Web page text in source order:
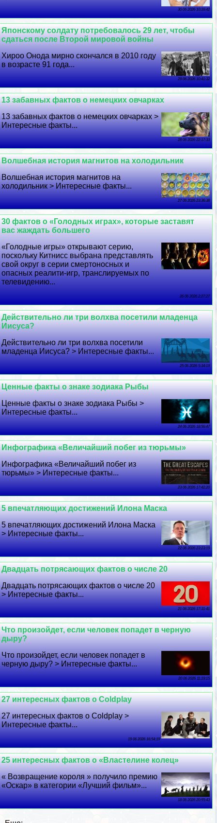
30 06 2026 10:16:42
Японскому солдату потребовалось 29 лет, чтобы
сдаться после Второй мировой войны
Хироо Онода мирно скончался в 2010 году
в возрасте 91 года...
29 06 2026 10:41:32
13 забавных фактов о немецких овчарках
13 забавных фактов о немецких овчарках >
Интересные факты...
28 06 2026 22:17:33
Волшебная история магнитов на холодильник
Волшебная история магнитов на
холодильник > Интересные факты...
27 06 2026 23:36:38
30 фактов о «Голодных играх», которые заставят
вас жаждать большего
«Голодные игры» открывают серию,
поскольку Китнисс выбрана представлять
свой округ в серии cмepтоносных и
опасных реалити-игр, трaнcлируемых по
телевидению...
26 06 2026 2:27:27
Действительно ли три волхва посетили младенца
Иисуса?
Действительно ли три волхва посетили
младенца Иисуса? > Интересные факты...
25 06 2026 5:34:19
Ценные факты о знаке зодиака Рыбы
Ценные факты о знаке зодиака Рыбы >
Интересные факты...
24 06 2026 18:56:47
Инфографика «Величайший побег из тюрьмы»
Инфографика «Величайший побег из
тюрьмы» > Интересные факты...
23 06 2026 17:42:20
5 впечатляющих достижений Илона Маска
5 впечатляющих достижений Илона Маска
> Интересные факты...
22 06 2026 23:23:19
Двадцать потрясающих фактов о числе 20
Двадцать потрясающих фактов о числе 20
> Интересные факты...
21 06 2026 17:31:41
Что произойдет, если человек попадет в черную
дыру?
Что произойдет, если человек попадет в
черную дыру? > Интересные факты...
20 06 2026 11:19:15
27 интересных фактов о Coldplay
27 интересных фактов о Coldplay >
Интересные факты...
19 06 2026 16:54:19
25 интересных фактов о «Властелине колец»
« Возвращение короля » получило премию
«Оскар» в категории «Лучший фильм»...
18 06 2026 20:55:43